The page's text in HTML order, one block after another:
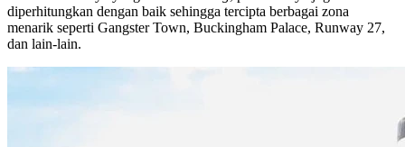
diperhitungkan dengan baik sehingga tercipta berbagai zona
menarik seperti Gangster Town, Buckingham Palace, Runway 27,
dan lain-lain.